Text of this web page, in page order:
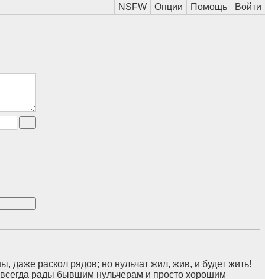
даже раскол рядов; но нульчат жил, жив, и будет жить!
радыбывшимнульчерам и просто хорошим